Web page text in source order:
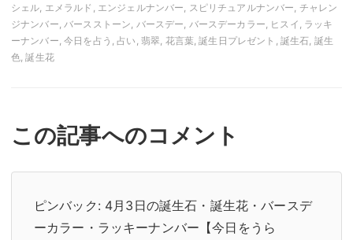
シェル, エメラルド, エンジェルナンバー, スピリチュアルナンバー, チャレン
ジナンバー, バースストーン, バースデー, バースデーカラー, ヒスイ, ラッキ
ーナンバー, 今日を占う, 占い, 翡翠, 花言葉, 誕生日プレゼント, 誕生石, 誕生
色, 誕生花
この記事へのコメント
ピンバック: 4月3日の誕生石・誕生花・バースデ
ーカラー・ラッキーナンバー【今日をうら